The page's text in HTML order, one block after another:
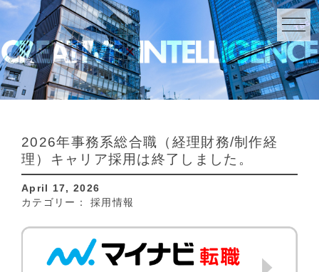
2026年事務系総合職（経理財務/制作経
理）キャリア採用は終了しました。
April 17, 2026
カテゴリー：採用情報